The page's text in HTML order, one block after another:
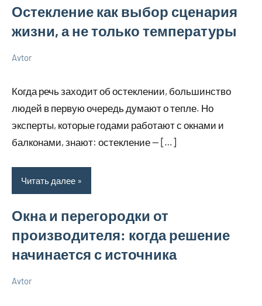
Остекление как выбор сценария
жизни, а не только температуры
ремонте
2026
Avtor
Когда речь заходит об остеклении, большинство
людей в первую очередь думают о тепле. Но
эксперты, которые годами работают с окнами и
балконами, знают: остекление — […]
Читать далее
Окна и перегородки от
производителя: когда решение
начинается с источника
Avtor